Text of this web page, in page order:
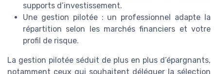
supports d’investissement.
Une gestion pilotée : un professionnel adapte la
répartition selon les marchés financiers et votre
profil de risque.
La gestion pilotée séduit de plus en plus d’épargnants,
notamment ceux qui souhaitent déléguer la sélection